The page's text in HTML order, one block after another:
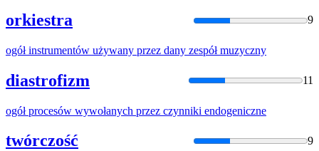
orkiestra 9
ogółinstrumentów używany przez dany zespół muzyczny
diastrofizm 11
ogółprocesów wywołanych przez czynniki endogeniczne
twórczość 9